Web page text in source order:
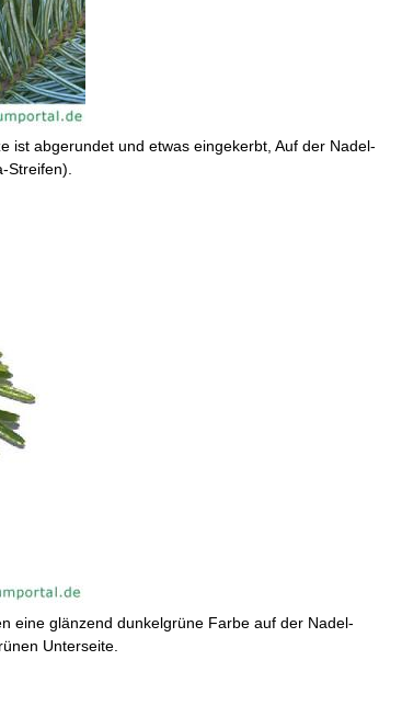
ist abgerundet und etwas eingekerbt, Auf der Nadel-
Streifen).
eine glänzend dunkelgrüne Farbe auf der Nadel-
Unterseite.